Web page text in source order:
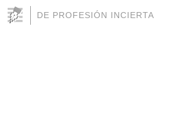
DE PROFESIÓN INCIERTA